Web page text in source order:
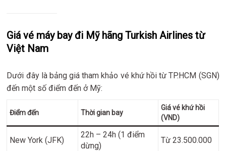
Giá vé máy bay đi Mỹ hãng Turkish Airlines từ
Việt Nam
Dưới đây là bảng giá tham khảo vé khứ hồi từ TP.HCM (SGN)
đến một số điểm đến ở Mỹ:
Điểm đến Thời gian bay
Giá vé khứ hồi
(VND)
New York (JFK)
22h – 24h (1 điểm
dừng)
Từ 23.500.000